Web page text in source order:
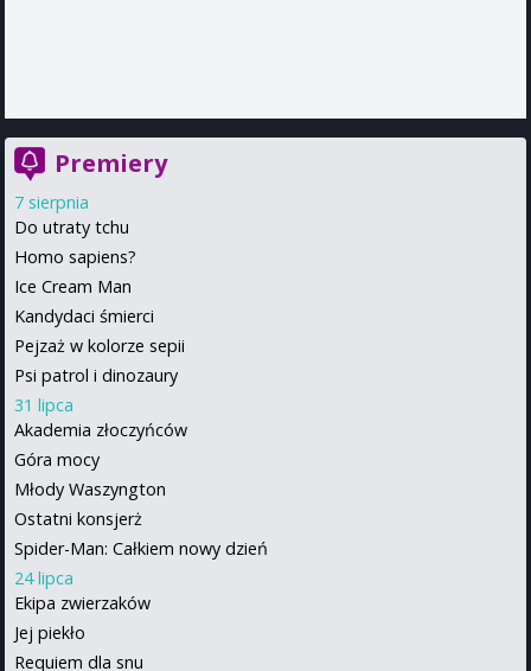
Premiery
7 sierpnia
Do utraty tchu
Homo sapiens?
Ice Cream Man
Kandydaci śmierci
Pejzaż w kolorze sepii
Psi patrol i dinozaury
31 lipca
Akademia złoczyńców
Góra mocy
Młody Waszyngton
Ostatni konsjerż
Spider-Man: Całkiem nowy dzień
24 lipca
Ekipa zwierzaków
Jej piekło
Requiem dla snu